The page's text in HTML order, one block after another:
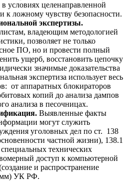
условиях целенаправленной
к ложному чувству безопасности.
экспертизы.
владеющим методологией
позволяет не только
ПО, но и провести полный
ущерб, восстановить цепочку
значимые доказательства
экспертиза использует весь
от аппаратных блокираторов
копий до анализа дампов
анализа в песочницах.
Выявленные факты
могут служить
уголовных дел по ст. 138
частной жизни), 138.1
технических
доступ к компьютерной
и распространение
УК РФ.